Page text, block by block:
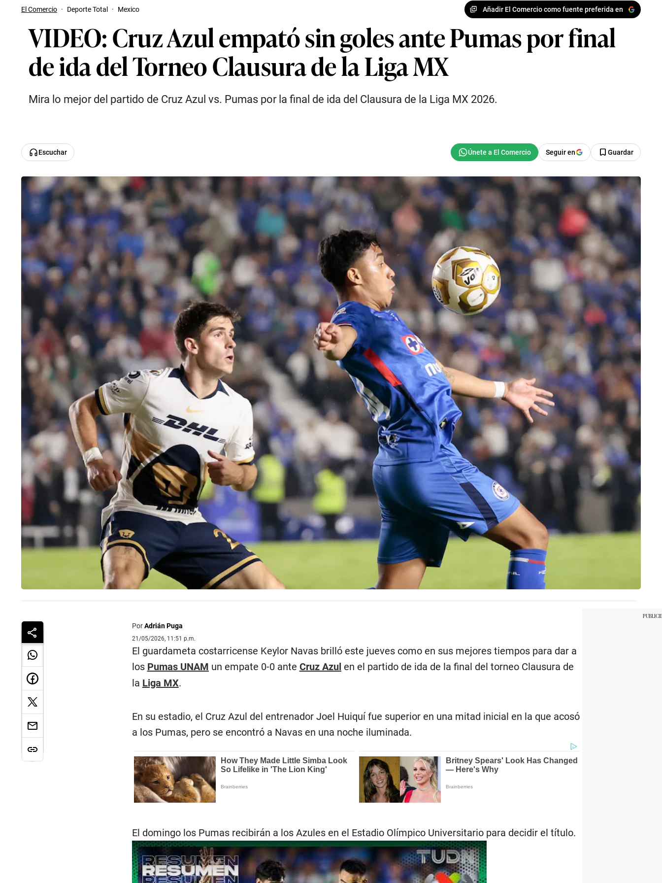
El Comercio · Deporte Total · Mexico Añadir El Comercio como fuente preferida en
VIDEO: Cruz Azul empató sin goles ante Pumas por final
de ida del Torneo Clausura de la Liga MX
Mira lo mejor del partido de Cruz Azul vs. Pumas por la final de ida del Clausura de la Liga MX 2026.
Escuchar Seguir en Guardar
PorAdrián Puga
21/05/2026, 11:51 p.m.
El guardameta costarricense Keylor Navas brilló este jueves como en sus mejores tiempos para dar a
los Pumas UNAM un empate 0-0 ante Cruz Azul en el partido de ida de la final del torneo Clausura de
la Liga MX.
En su estadio, el Cruz Azul del entrenador Joel Huiquí fue superior en una mitad inicial en la que acosó
a los Pumas, pero se encontró a Navas en una noche iluminada.
El domingo los Pumas recibirán a los Azules en el Estadio Olímpico Universitario para decidir el título.